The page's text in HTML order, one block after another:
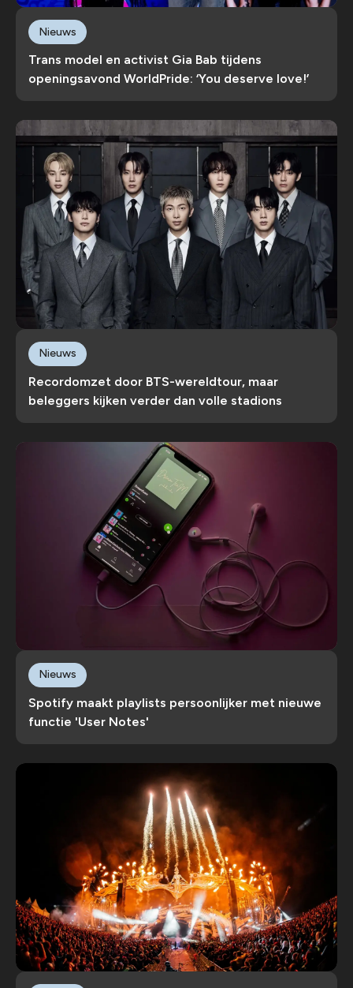
Trans model en activist Gia Bab tijdens
openingsavond WorldPride: ‘You deserve love!’
Nieuws
Recordomzet door BTS-wereldtour, maar
beleggers kijken verder dan volle stadions
Nieuws
Spotify maakt playlists persoonlijker met nieuwe
functie 'User Notes'
Nieuws